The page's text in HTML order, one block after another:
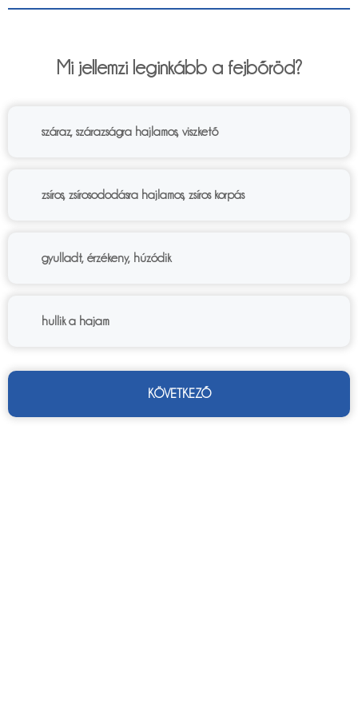
Mi jellemzi leginkább a fejbőröd?
száraz, szárazságra hajlamos, viszkető
zsíros, zsírosododásra hajlamos, zsíros korpás
gyulladt, érzékeny, húzódik
hullik a hajam
KÖVETKEZŐ